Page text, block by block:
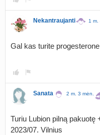
Nekantraujanti 1 m.
Gal kas turite
Sanata 2 m. 3 mėn.
Turiu Lubion pilną
2023/07. Vilnius